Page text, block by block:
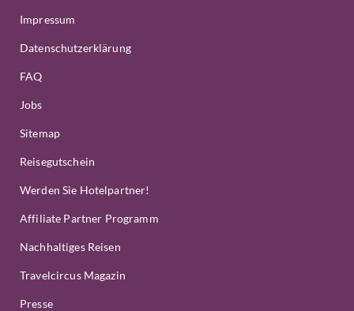
Impressum
Datenschutzerklärung
FAQ
Jobs
Sitemap
Reisegutschein
Werden Sie Hotelpartner!
Affiliate Partner Programm
Nachhaltiges Reisen
Travelcircus Magazin
Presse